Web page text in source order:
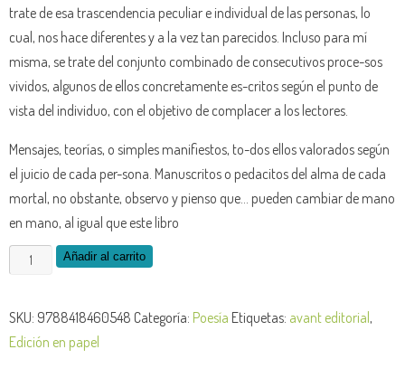
trate de esa trascendencia peculiar e individual de las personas, lo
cual, nos hace diferentes y a la vez tan parecidos. Incluso para mí
misma, se trate del conjunto combinado de consecutivos proce-sos
vividos, algunos de ellos concretamente es-critos según el punto de
vista del individuo, con el objetivo de complacer a los lectores.
Mensajes, teorías, o simples manifiestos, to-dos ellos valorados según
el juicio de cada per-sona. Manuscritos o pedacitos del alma de cada
mortal, no obstante, observo y pienso que… pueden cambiar de mano
en mano, al igual que este libro
Añadir al carrito
SKU: 9788418460548 Categoría: Poesía Etiquetas: avant editorial,
Edición en papel